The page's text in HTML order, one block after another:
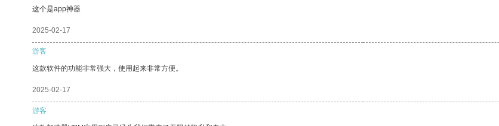
这个是app神器
2025-02-17
游客
这款软件的功能非常强大，使用起来非常方便。
2025-02-17
游客